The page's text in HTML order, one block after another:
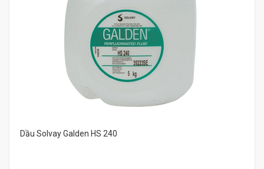
Dầu Solvay Galden HS 240